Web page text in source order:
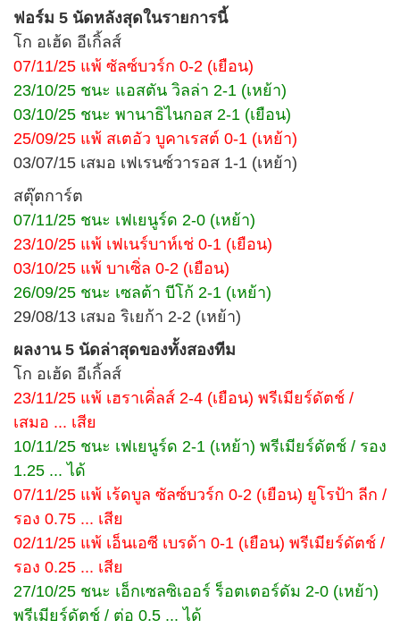
ฟอร์ม 5 นัดหลังสุดในรายการนี้
โก อเฮ้ด อีเกิ้ลส์
07/11/25 แพ้ ซัลซ์บวร์ก 0-2 (เยือน)
23/10/25 ชนะ แอสตัน วิลล่า 2-1 (เหย้า)
03/10/25 ชนะ พานาธิไนกอส 2-1 (เยือน)
25/09/25 แพ้ สเตอัว บูคาเรสต์ 0-1 (เหย้า)
03/07/15 เสมอ เฟเรนซ์วารอส 1-1 (เหย้า)
สตุ๊ตการ์ต
07/11/25 ชนะ เฟเยนูร์ด 2-0 (เหย้า)
23/10/25 แพ้ เฟเนร์บาห์เช่ 0-1 (เยือน)
03/10/25 แพ้ บาเซิ่ล 0-2 (เยือน)
26/09/25 ชนะ เซลต้า บีโก้ 2-1 (เหย้า)
29/08/13 เสมอ ริเยก้า 2-2 (เหย้า)
ผลงาน 5 นัดล่าสุดของทั้งสองทีม
โก อเฮ้ด อีเกิ้ลส์
23/11/25 แพ้ เฮราเคิ่ลส์ 2-4 (เยือน) พรีเมียร์ดัตช์ /
เสมอ ... เสีย
10/11/25 ชนะ เฟเยนูร์ด 2-1 (เหย้า) พรีเมียร์ดัตช์ / รอง
1.25 ... ได้
07/11/25 แพ้ เร้ดบูล ซัลซ์บวร์ก 0-2 (เยือน) ยูโรป้า ลีก /
รอง 0.75 ... เสีย
02/11/25 แพ้ เอ็นเอซี เบรด้า 0-1 (เยือน) พรีเมียร์ดัตช์ /
รอง 0.25 ... เสีย
27/10/25 ชนะ เอ็กเซลซิเออร์ ร็อตเตอร์ดัม 2-0 (เหย้า)
พรีเมียร์ดัตช์ / ต่อ 0.5 ... ได้